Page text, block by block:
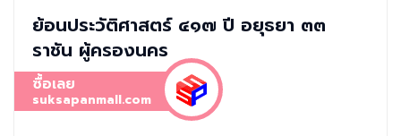
ย้อนประวัติศาสตร์ ๔๑๗ ปี อยุธยา ๓๓
ราชัน ผู้ครองนคร
ซื้อเลย
suksapanmall.com